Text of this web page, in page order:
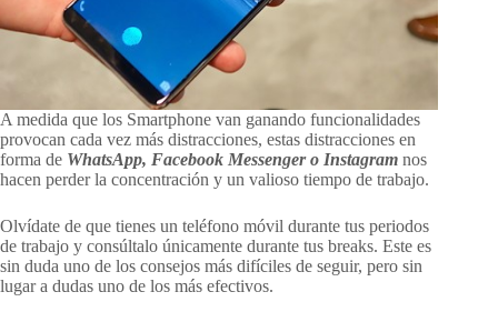
A medida que los Smartphone van ganando funcionalidades
provocan cada vez más distracciones, estas distracciones en
forma de WhatsApp, Facebook Messenger o Instagram nos
hacen perder la concentración y un valioso tiempo de trabajo.
Olvídate de que tienes un teléfono móvil durante tus periodos
de trabajo y consúltalo únicamente durante tus breaks. Este es
sin duda uno de los consejos más difíciles de seguir, pero sin
lugar a dudas uno de los más efectivos.